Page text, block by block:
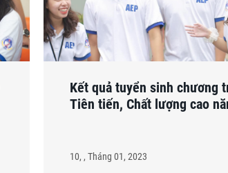
Kết quả tuyển sinh chương
Tiên tiến, Chất lượng cao
10, , Tháng 01, 2023